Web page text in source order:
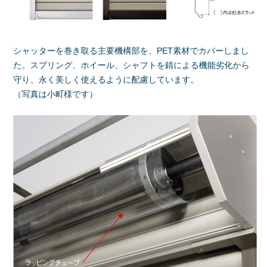
シャッターを巻き取る主要機構部を、PET素材でカバーしまし
た。スプリング、ホイール、シャフトを錆による機能劣化から
守り、永く美しく使えるように配慮しています。
（写真は小町様です）